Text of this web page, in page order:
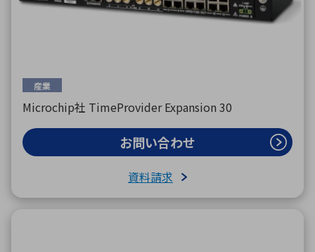
産業
Microchip社 TimeProvider Expansion 30
お問い合わせ
資料請求